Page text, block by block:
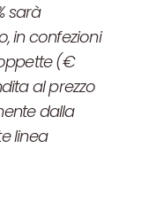
sarà
in confezioni
(€
al prezzo
dalla
linea